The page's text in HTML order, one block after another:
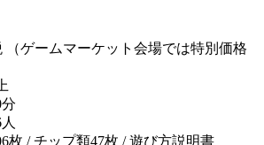
ゲームマーケット会場では特別価格
/ チップ類47枚 / 遊び方説明書